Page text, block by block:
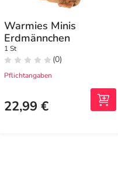
Warmies Minis
Erdmännchen
1 St
(0)
Pflichtangaben
22,99 €